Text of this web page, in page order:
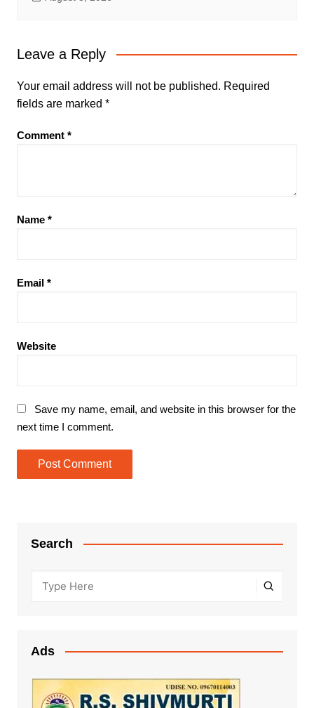
Leave a Reply
Your email address will not be published. Required
fields are marked *
Comment *
Name *
Email *
Website
Save my name, email, and website in this browser for the
next time I comment.
Search
Ads